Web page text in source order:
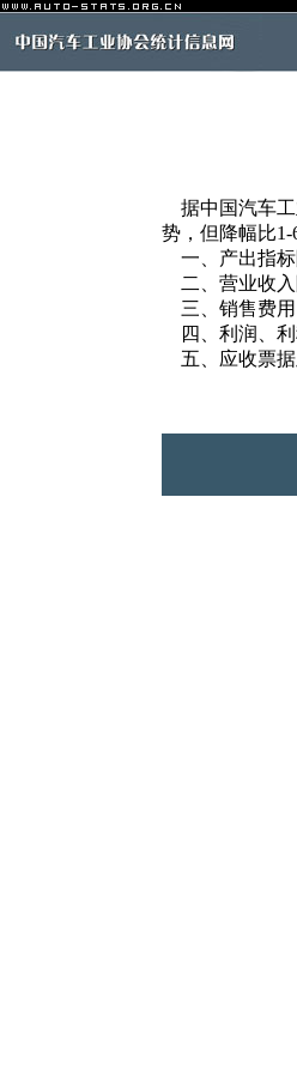
据中国汽车工
势，但降幅比1-
一、产出指标
二、营业收入
三、销售费用
四、利润、利
五、应收票据